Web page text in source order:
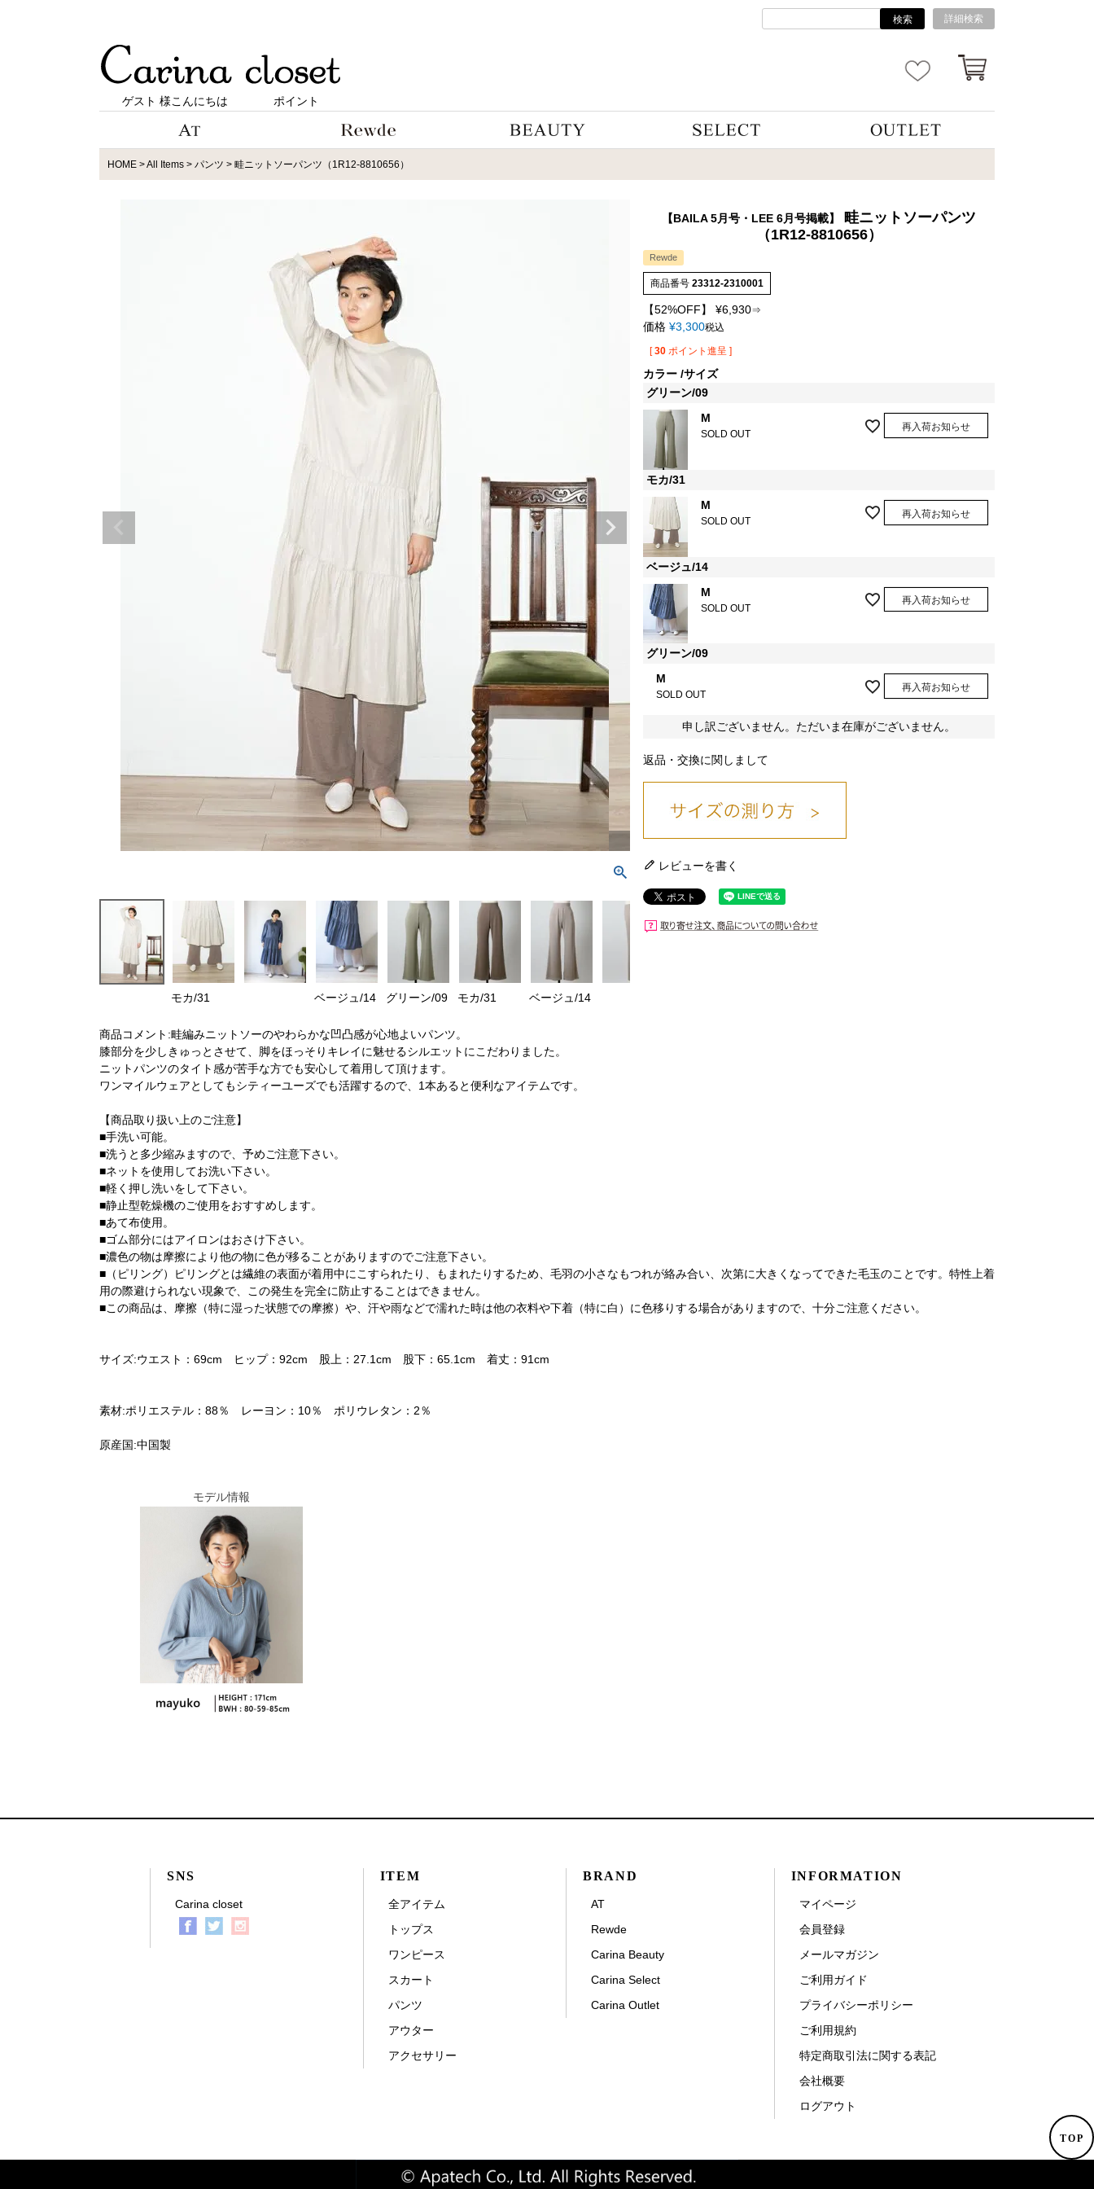
検索 詳細検索
ゲスト 様こんにちは ポイント
HOME All Items パンツ 畦ニットソーパンツ（1R12-8810656）
モカ/31
モカ/31 ベージュ/14 グリーン/09 モカ/31 ベージュ/14
【BAILA 5月号・LEE 6月号掲載】
畦ニットソーパンツ
（1R12-8810656）
Rewde
商品番号 23312-2310001
【52%OFF】 ¥6,930⇒
価格 ¥3,300税込
[ 30 ポイント進呈 ]
カラー サイズ
グリーン/09
M
SOLD OUT
再入荷お知らせ
モカ/31
M
SOLD OUT
再入荷お知らせ
ベージュ/14
M
SOLD OUT
再入荷お知らせ
グリーン/09
M
SOLD OUT
再入荷お知らせ
申し訳ございません。ただいま在庫がございません。
返品・交換に関しまして
レビューを書く
商品コメント:畦編みニットソーのやわらかな凹凸感が心地よいパンツ。
膝部分を少しきゅっとさせて、脚をほっそりキレイに魅せるシルエットにこだわりました。
ニットパンツのタイト感が苦手な方でも安心して着用して頂けます。
ワンマイルウェアとしてもシティーユーズでも活躍するので、1本あると便利なアイテムです。
【商品取り扱い上のご注意】
■手洗い可能。
■洗うと多少縮みますので、予めご注意下さい。
■ネットを使用してお洗い下さい。
■軽く押し洗いをして下さい。
■静止型乾燥機のご使用をおすすめします。
■あて布使用。
■ゴム部分にはアイロンはおさけ下さい。
■濃色の物は摩擦により他の物に色が移ることがありますのでご注意下さい。
■（ピリング）ピリングとは繊維の表面が着用中にこすられたり、もまれたりするため、毛羽の小さなもつれが絡み合い、次第に大きくなってできた毛玉のことです。特性上着
用の際避けられない現象で、この発生を完全に防止することはできません。
■この商品は、摩擦（特に湿った状態での摩擦）や、汗や雨などで濡れた時は他の衣料や下着（特に白）に色移りする場合がありますので、十分ご注意ください。
サイズ:ウエスト：69cm ヒップ：92cm 股上：27.1cm 股下：65.1cm 着丈：91cm
素材:ポリエステル：88％ レーヨン：10％ ポリウレタン：2％
原産国:中国製
モデル情報
SNS
Carina closet
ITEM
全アイテム
トップス
ワンピース
スカート
パンツ
アウター
アクセサリー
BRAND
AT
Rewde
Carina Beauty
Carina Select
Carina Outlet
INFORMATION
マイページ
会員登録
メールマガジン
ご利用ガイド
プライバシーポリシー
ご利用規約
特定商取引法に関する表記
会社概要
ログアウト
TOP